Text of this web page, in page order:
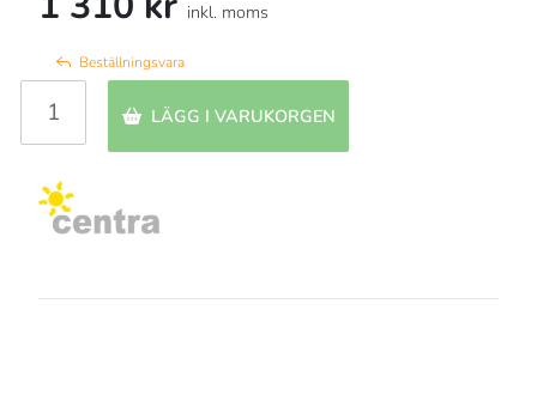
inkl. moms
Beställningsvara
LÄGG I VARUKORGEN